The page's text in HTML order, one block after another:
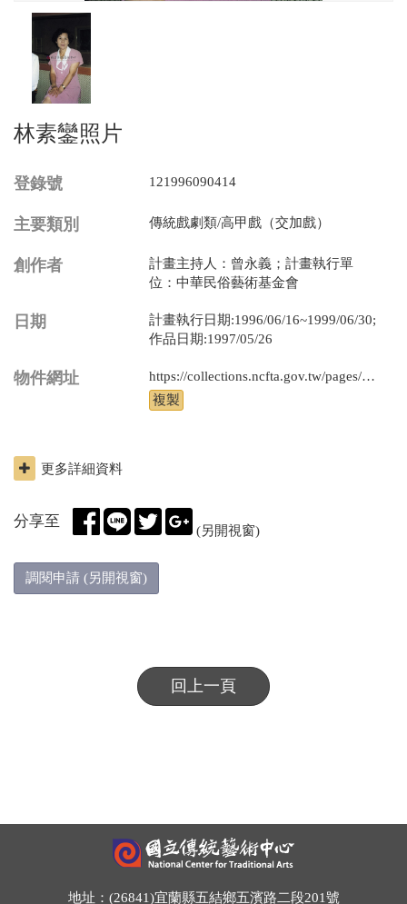
林素鑾照片
登錄號 121996090414
主要類別 傳統戲劇類/高甲戲（交加戲）
創作者
計畫主持人：曾永義；計畫執行單
位：中華民俗藝術基金會
日期
計畫執行日期:1996/06/16~1999/06/30;
作品日期:1997/05/26
物件網址 https://collections.ncfta.gov.tw/pages/product/view.aspx?id=121996090414
更多詳細資料
分享至
(另開視窗)
調閱申請 (另開視窗)
回上一頁
地址：(26841)宜蘭縣五結鄉五濱路二段201號